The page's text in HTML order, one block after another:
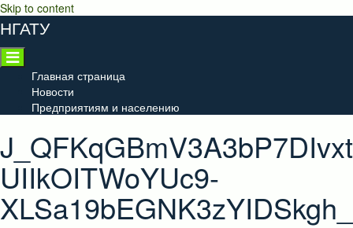
Skip to content
НГАТУ
Главная страница
Новости
Предприятиям и населению
UIIkOITWoYUc9-